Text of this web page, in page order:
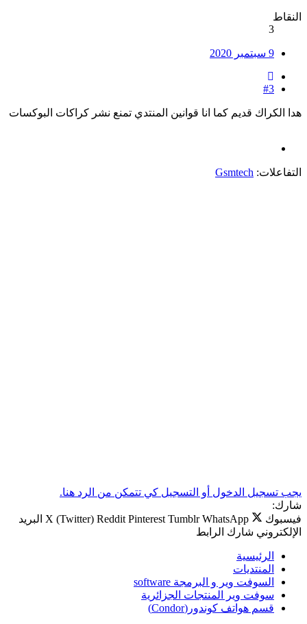
النقاط
3
9 سبتمبر 2020
#3
هدا الكراك قديم كما انا قوانين المنتدي تمنع نشر كراكات البوكسات
التفاعلات: Gsmtech
يجب تسجيل الدخول أو التسجيل كي تتمكن من الرد هنا.
شارك:
فيسبوك
X (Twitter) Reddit Pinterest Tumblr WhatsApp
البريد
الإلكتروني شارك الرابط
الرئيسية
المنتديات
السوفت وير و البرمجة software
سوفت وير المنتجات الجزائرية
قسم هواتف كوندور(Condor)